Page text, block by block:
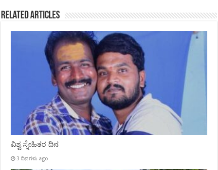
Related Articles
ವಿಶ್ವ ಸ್ನೇಹಿತರ ದಿನ
3 ದಿನಗಳು ago